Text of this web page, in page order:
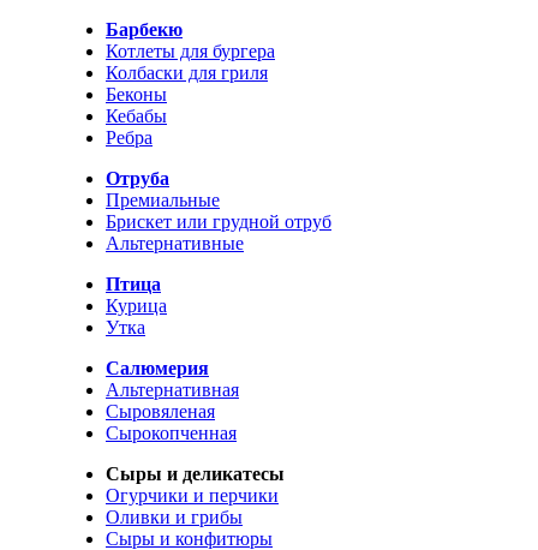
Барбекю
Котлеты для бургера
Колбаски для гриля
Беконы
Кебабы
Ребра
Отруба
Премиальные
Брискет или грудной отруб
Альтернативные
Птица
Курица
Утка
Салюмерия
Альтернативная
Сыровяленая
Сырокопченная
Сыры и деликатесы
Огурчики и перчики
Оливки и грибы
Сыры и конфитюры